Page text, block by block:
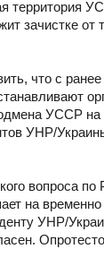
территория
зачистке от
что с
УССР на
УНР/
вопроса по
на
УНР/